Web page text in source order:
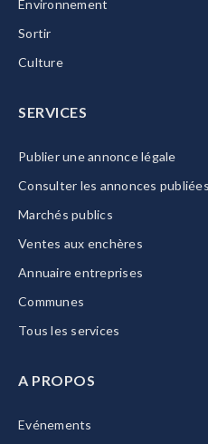
Environnement
Sortir
Culture
SERVICES
Publier une annonce légale
Consulter les annonces publiées
Marchés publics
Ventes aux enchères
Annuaire entreprises
Communes
Tous les services
A PROPOS
Evénements